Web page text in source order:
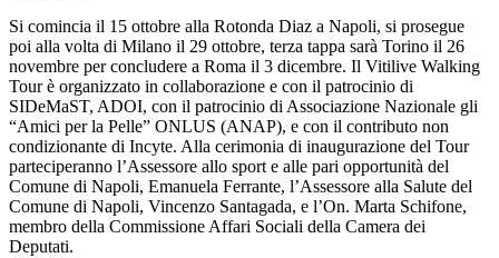
Si comincia il 15 ottobre alla Rotonda Diaz a Napoli, si prosegue
poi alla volta di Milano il 29 ottobre, terza tappa sarà Torino il 26
novembre per concludere a Roma il 3 dicembre. Il Vitilive Walking
Tour è organizzato in collaborazione e con il patrocinio di
SIDeMaST, ADOI, con il patrocinio di Associazione Nazionale gli
“Amici per la Pelle” ONLUS (ANAP), e con il contributo non
condizionante di Incyte. Alla cerimonia di inaugurazione del Tour
parteciperanno l’Assessore allo sport e alle pari opportunità del
Comune di Napoli, Emanuela Ferrante, l’Assessore alla Salute del
Comune di Napoli, Vincenzo Santagada, e l’On. Marta Schifone,
membro della Commissione Affari Sociali della Camera dei
Deputati.